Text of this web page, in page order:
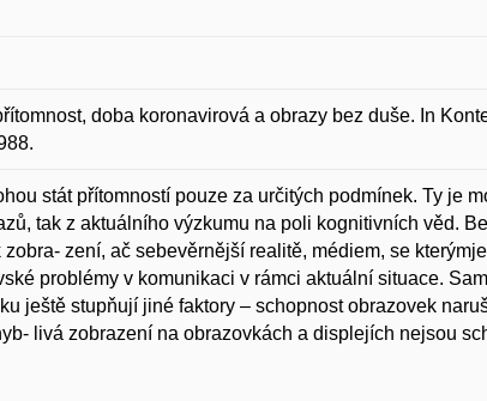
doba koronavirová a obrazy bez duše. In
stát přítomností pouze za určitých podmínek. Ty je
tak z aktuálního výzkumu na poli kognitivních věd.
zení, ač sebevěrnější realitě, médiem, se
problémy v komunikaci v rámci aktuální situace.
ještě stupňují jiné faktory – schopnost obrazovek
livá zobrazení na obrazovkách a displejích nejsou